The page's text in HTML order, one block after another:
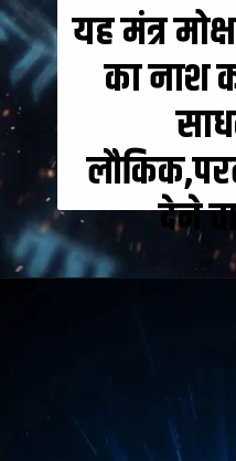
यह मंत्र
का नाश
देने